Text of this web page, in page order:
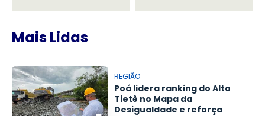
Mais Lidas
REGIÃO
Poá lidera ranking do Alto
Tietê no Mapa da
Desigualdade e reforça